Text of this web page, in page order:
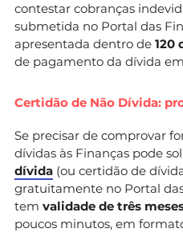
contestar cobranças
submetida no Portal das
apresentada dentro de 120
de pagamento da dívida
Certidão de Não Dívida:
Se precisar de comprovar
dívidas às Finanças pode
dívida (ou certidão de
gratuitamente no Portal
tem validade de três
poucos minutos, em